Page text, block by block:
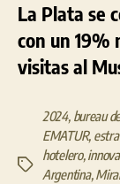
La Plata se
con un 19%
visitas al
Etiquetas
2024, bureau
EMATUR,
hotelero,
Argentina,